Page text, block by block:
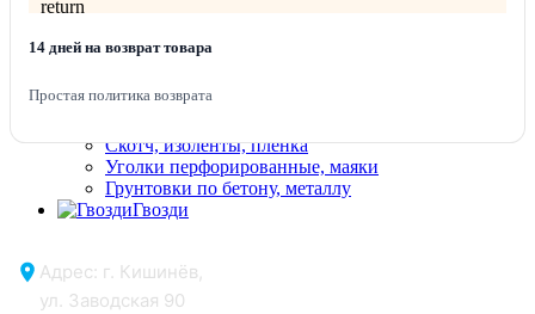
Малярные ленты
Шпатлевки
Скотч, изоленты, пленка
Уголки перфорированные, маяки
Грунтовки по бетону, металлу
Гвозди
14 дней на возврат товара
Простая политика возврата
Адрес: г. Кишинёв,
ул. Заводская 90